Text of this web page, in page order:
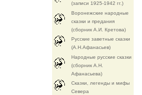
(записи 1925-1942 гг.)
Воронежские народные
сказки и предания
(сборник А.И. Кретова)
Русские заветные сказки
(А.Н.Афанасьев)
Народные русские сказки
(сборник А.Н.
Афанасьева)
Сказки, легенды и мифы
Севера